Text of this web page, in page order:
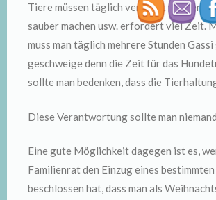
Tiere müssen täglich versorgt werden,
sauber machen usw. erfordert viel Zeit.
muss man täglich mehrere Stunden Gassi
geschweige denn die Zeit für das
sollte man bedenken, dass die
Diese Verantwortung sollte man
Eine gute Möglichkeit dagegen ist es,
Familienrat den Einzug eines
beschlossen hat, dass man als